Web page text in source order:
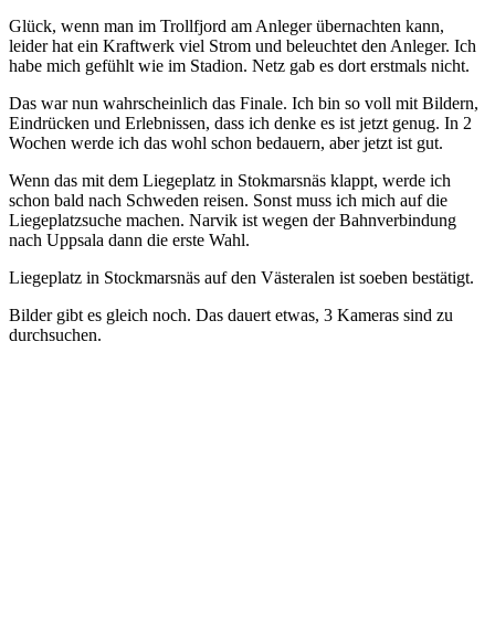
Glück, wenn man im Trollfjord am Anleger übernachten kann,
leider hat ein Kraftwerk viel Strom und beleuchtet den Anleger. Ich
habe mich gefühlt wie im Stadion. Netz gab es dort erstmals nicht.
Das war nun wahrscheinlich das Finale. Ich bin so voll mit Bildern,
Eindrücken und Erlebnissen, dass ich denke es ist jetzt genug. In 2
Wochen werde ich das wohl schon bedauern, aber jetzt ist gut.
Wenn das mit dem Liegeplatz in Stokmarsnäs klappt, werde ich
schon bald nach Schweden reisen. Sonst muss ich mich auf die
Liegeplatzsuche machen. Narvik ist wegen der Bahnverbindung
nach Uppsala dann die erste Wahl.
Liegeplatz in Stockmarsnäs auf den Västeralen ist soeben bestätigt.
Bilder gibt es gleich noch. Das dauert etwas, 3 Kameras sind zu
durchsuchen.